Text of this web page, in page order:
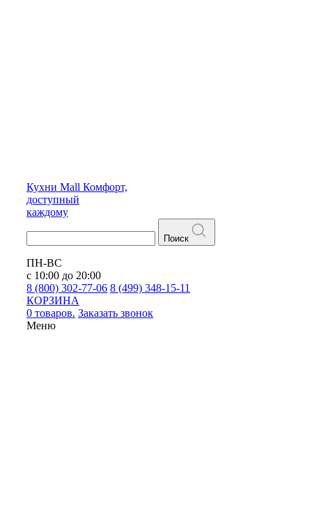
Кухни Mall Комфорт,
доступный
каждому
Поиск
ПН-ВС
с 10:00 до 20:00
8 (800) 302-77-06 8 (499) 348-15-11
КОРЗИНА
0 товаров. Заказать звонок
Меню